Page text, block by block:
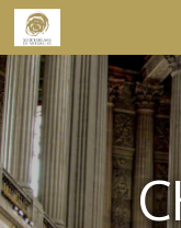
Skip to content